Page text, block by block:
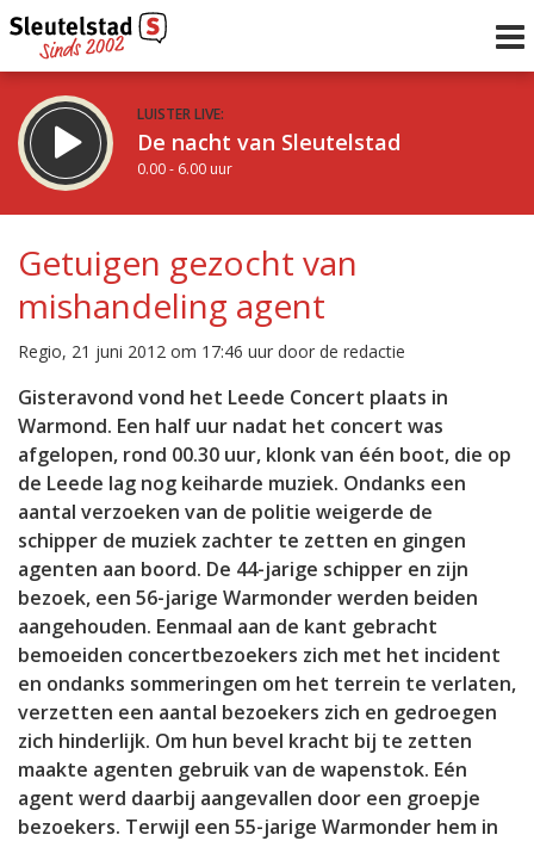
LUISTER LIVE:
De nacht van Sleutelstad
0.00 - 6.00 uur
De ochtend van Sleutelstad
6.00 - 12.00 uur
Vorig uur
uur 1 van 0
Inklappen
Getuigen gezocht van
mishandeling agent
Regio, 21 juni 2012 om 17:46 uur door de redactie
Gisteravond vond het Leede Concert plaats in
Warmond. Een half uur nadat het concert was
afgelopen, rond 00.30 uur, klonk van één boot, die op
de Leede lag nog keiharde muziek. Ondanks een
aantal verzoeken van de politie weigerde de
schipper de muziek zachter te zetten en gingen
agenten aan boord. De 44-jarige schipper en zijn
bezoek, een 56-jarige Warmonder werden beiden
aangehouden. Eenmaal aan de kant gebracht
bemoeiden concertbezoekers zich met het incident
en ondanks sommeringen om het terrein te verlaten,
verzetten een aantal bezoekers zich en gedroegen
zich hinderlijk. Om hun bevel kracht bij te zetten
maakte agenten gebruik van de wapenstok. Eén
agent werd daarbij aangevallen door een groepje
bezoekers. Terwijl een 55-jarige Warmonder hem in